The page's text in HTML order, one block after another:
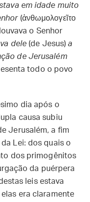
em idade muito
(ἀνθωμολογεῖτο
o Senhor
dele (de Jesus)a
de Jerusalém
todo o povo
dia após o
causa subiu
Jerusalém, a fim
Lei: dos quais o
dos primogênitos
da puérpera
leis estava
era claramente